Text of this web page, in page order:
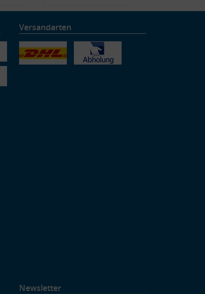
Versandarten
Newsletter